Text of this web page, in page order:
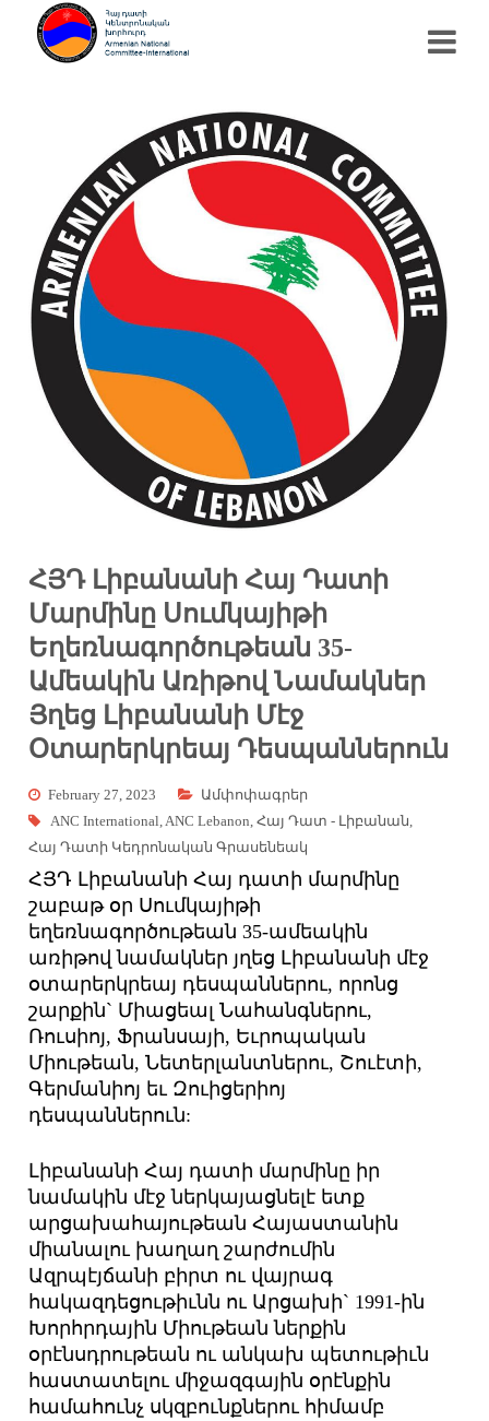
ՀՅԴ Լիբանանի Հայ Դատի
Մարմինը Սումկայիթի
Եղեռնագործութեան 35-
Ամեակին Առիթով Նամակներ
Յղեց Լիբանանի Մէջ
Օտարերկրեայ Դեսպաններուն
February 27, 2023
Ամփոփագրեր
ANC International,ANC Lebanon,Հայ Դատ - Լիբանան,
Հայ Դատի Կեդրոնական Գրասենեակ
ՀՅԴ Լիբանանի Հայ դատի մարմինը
շաբաթ օր Սումկայիթի
եղեռնագործութեան 35-ամեակին
առիթով նամակներ յղեց Լիբանանի մէջ
օտարերկրեայ դեսպաններու, որոնց
շարքին` Միացեալ Նահանգներու,
Ռուսիոյ, Ֆրանսայի, Եւրոպական
Միութեան, Նետերլանտներու, Շուէտի,
Գերմանիոյ եւ Զուիցերիոյ
դեսպաններուն:
Լիբանանի Հայ դատի մարմինը իր
նամակին մէջ ներկայացնելէ ետք
արցախահայութեան Հայաստանին
միանալու խաղաղ շարժումին
Ազրպէյճանի բիրտ ու վայրագ
հակազդեցութիւնն ու Արցախի` 1991-ին
Խորհրդային Միութեան ներքին
օրէնսդրութեան ու անկախ պետութիւն
հաստատելու միջազգային օրէնքին
համահունչ սկզբունքներու հիմամբ